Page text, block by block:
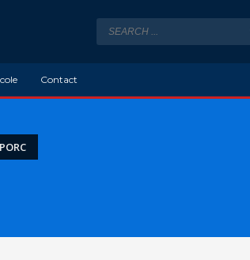
Contact